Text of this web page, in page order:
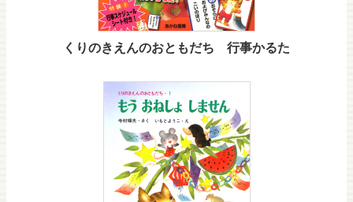
くりのきえんのおともだち 行事かるた